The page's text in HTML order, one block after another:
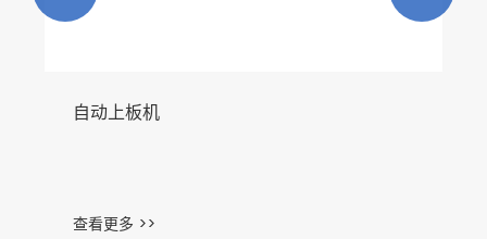
自动上板机
查看更多 >>